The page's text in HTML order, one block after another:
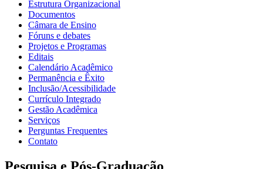
Estrutura Organizacional
Documentos
Câmara de Ensino
Fóruns e debates
Projetos e Programas
Editais
Calendário Acadêmico
Permanência e Êxito
Inclusão/Acessibilidade
Currículo Integrado
Gestão Acadêmica
Serviços
Perguntas Frequentes
Contato
Pesquisa e Pós-Graduação